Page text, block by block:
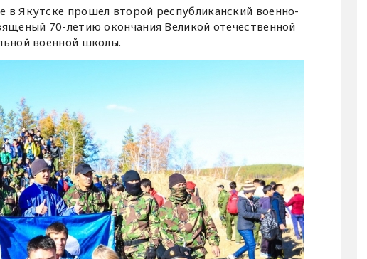
Якутске прошел второй республиканский военно-
70-летию окончания Великой отечественной
военной школы.